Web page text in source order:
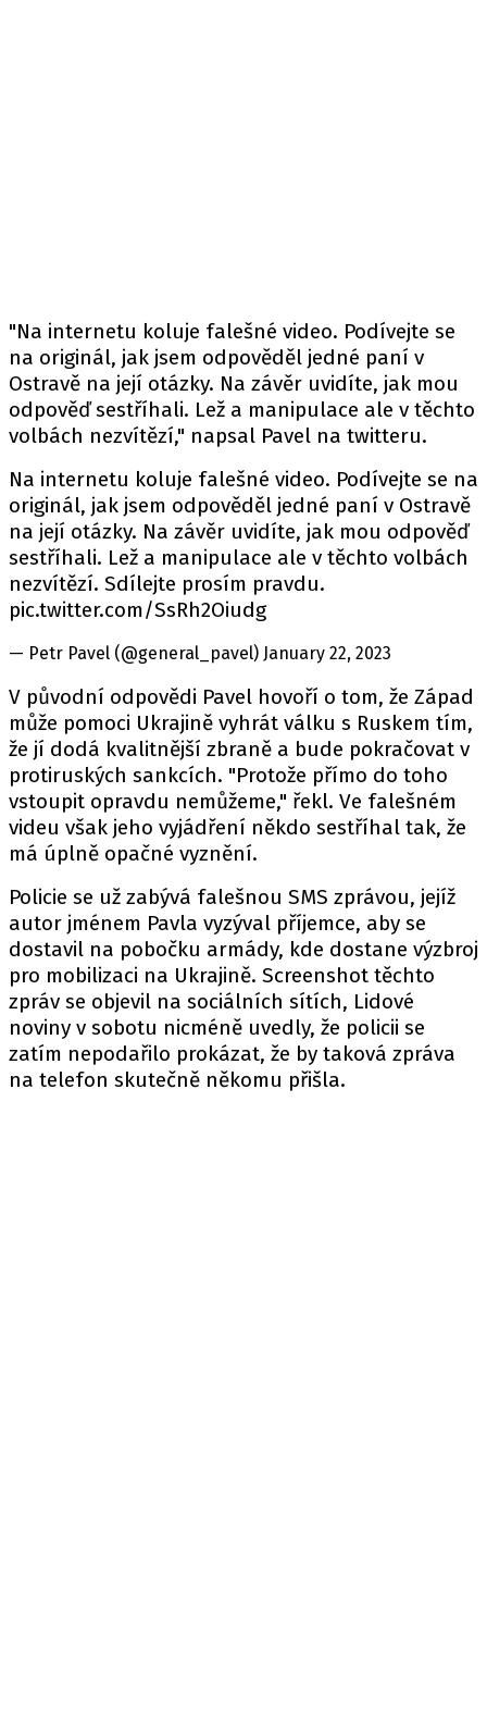
"Na internetu koluje falešné video. Podívejte se
na originál, jak jsem odpověděl jedné paní v
Ostravě na její otázky. Na závěr uvidíte, jak mou
odpověď sestříhali. Lež a manipulace ale v těchto
volbách nezvítězí," napsal Pavel na twitteru.
Na internetu koluje falešné video. Podívejte se na
originál, jak jsem odpověděl jedné paní v Ostravě
na její otázky. Na závěr uvidíte, jak mou odpověď
sestříhali. Lež a manipulace ale v těchto volbách
nezvítězí. Sdílejte prosím pravdu.
pic.twitter.com/SsRh2Oiudg
— Petr Pavel (@general_pavel) January 22, 2023
V původní odpovědi Pavel hovoří o tom, že Západ
může pomoci Ukrajině vyhrát válku s Ruskem tím,
že jí dodá kvalitnější zbraně a bude pokračovat v
protiruských sankcích. "Protože přímo do toho
vstoupit opravdu nemůžeme," řekl. Ve falešném
videu však jeho vyjádření někdo sestříhal tak, že
má úplně opačné vyznění.
Policie se už zabývá falešnou SMS zprávou, jejíž
autor jménem Pavla vyzýval příjemce, aby se
dostavil na pobočku armády, kde dostane výzbroj
pro mobilizaci na Ukrajině. Screenshot těchto
zpráv se objevil na sociálních sítích, Lidové
noviny v sobotu nicméně uvedly, že policii se
zatím nepodařilo prokázat, že by taková zpráva
na telefon skutečně někomu přišla.